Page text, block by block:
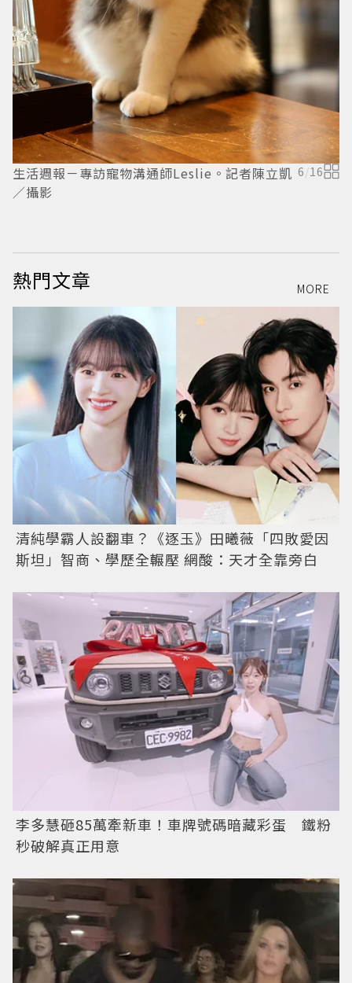
生活週報－專訪寵物溝通師Leslie。記者陳立凱
／攝影
6/16
熱門文章 MORE
清純學霸人設翻車？《逐玉》田曦薇「四敗愛因
斯坦」智商、學歷全輾壓 網酸：天才全靠旁白
李多慧砸85萬牽新車！車牌號碼暗藏彩蛋 鐵粉
秒破解真正用意